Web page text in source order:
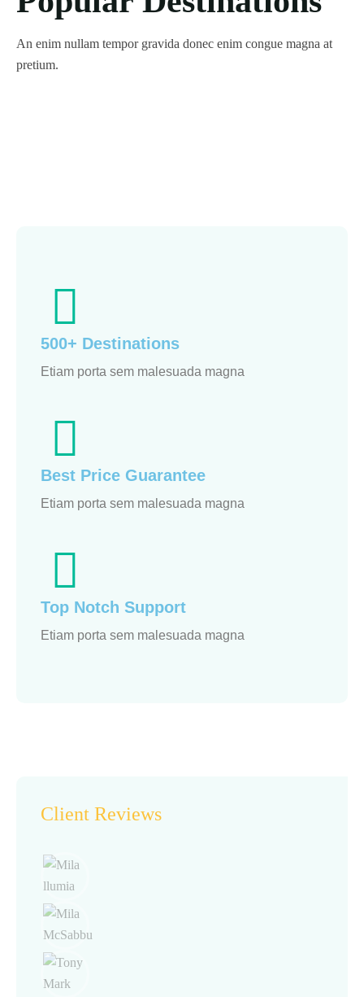
An enim nullam tempor gravida donec enim congue magna at
pretium.
500+ Destinations
Etiam porta sem malesuada magna
Best Price Guarantee
Etiam porta sem malesuada magna
Top Notch Support
Etiam porta sem malesuada magna
Client Reviews